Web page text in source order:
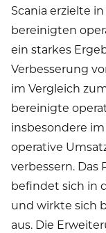
Scania erzielte
bereinigten
ein starkes
Verbesserung
im Vergleich
bereinigte
insbesondere
operative
verbessern.
befindet sich in
und wirkte sich
aus. Die